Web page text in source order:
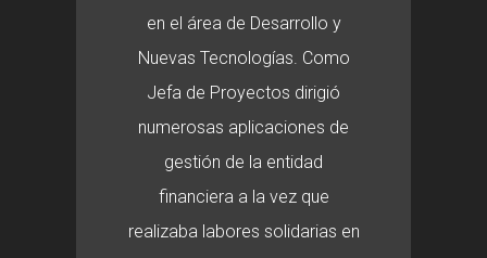
en el área de Desarrollo y
Nuevas Tecnologías. Como
Jefa de Proyectos dirigió
numerosas aplicaciones de
gestión de la entidad
financiera a la vez que
realizaba labores solidarias en